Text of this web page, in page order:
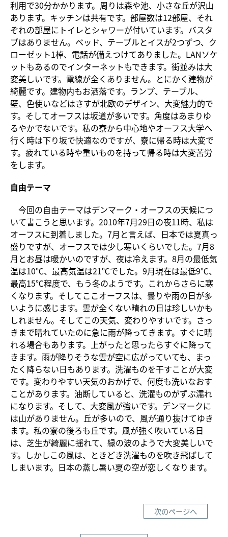
利用で30分かかります。周りは森や池、小さな丘が沢山
あります。キッチンは共有です。部屋数は12部屋、それ
ぞれの部屋にトイレとシャワーが付いています。バスタ
ブはありません。ベッド、テーブルとイスが2つずつ、ク
ローゼット1棹、電話が備えつけてありました。LANソケ
ットもあるのでインターネットもできます。街並みは大
変美しいです。電線が全くありません。とにかく建物が
綺麗です。建物内もお洒落です。ランプ、テーブル、
壁、色使いなどはさすが北欧のデザイン、大変魅力的で
す。そしてオーフスは坂道が多いです。角度はあまりゆ
るやかでないです。私の寮から中心地やオーフス大学へ
行く時は下り坂で快適なのですが、寮に帰る時は大変で
す。疲れている時や重いものを持って帰る時は大変苦労
をします。
自由テーマ
今回の自由テーマはデンマーク・オーフスの天候につ
いて書こうと思います。2010年7月29日の夜11時、私は
オーフスに到着しました。7月と言えば、日本では夏真っ
盛りですが、オーフスでは少し寒いくらいでした。7月8
月とお昼は暖かいのですが、夜は冷えます。8月の最低気
温は10℃、最高気温は21℃でした。9月現在は最低9℃、
最高15℃程度で、もう冬のようです。これからさらに寒
くなります。そしてここオーフスは、曇りや雨の日が多
いように感じます。雲が全くない晴れの日は珍しいかも
しれません。そしてこの天気、変わりやすいです。さっ
きまで晴れていたのに急に雨が降ってきます。すぐに晴
れる場合もあります。上がったと思ったらすぐに降って
きます。雨が降りそうな雲が空に広がっていても、まっ
たく降らない日もあります。洗濯ものを干すことが大変
です。変わりやすい天気のおかげで、何度も洗いなおす
ことがあります。油断していると、洗濯ものがずぶ濡れ
になります。そして、大変風が強いです。デンマークに
は山がありません。丘が多いので、風が通り抜けてゆき
ます。私の寮の後ろも丘です。風が強く吹いている日
は、芝生が綺麗に揺れて、緑の波のようで大変美しいで
す。しかしこの風は、ときどき洗濯ものを吹き飛ばして
しまいます。日本の蒸し暑い夏の空が恋しくなります。
次のページへ